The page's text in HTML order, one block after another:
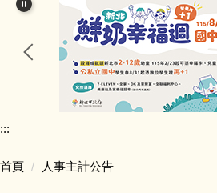
同榮國小首頁
小一新生專區
行政團隊介紹
:::
首頁 人事主計公告